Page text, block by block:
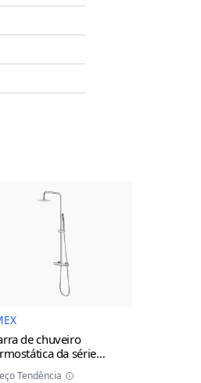
Imagem do Produto
de chuveiro
da série
Imex
Tendência